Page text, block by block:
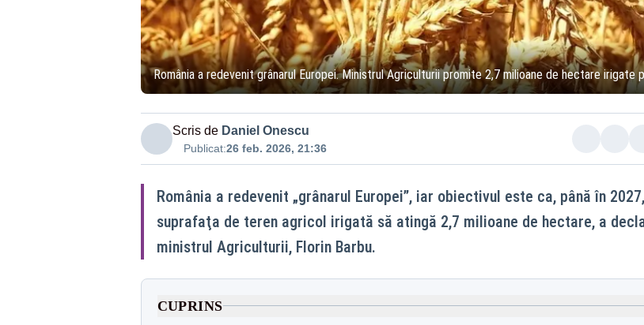
România a redevenit grânarul Europei. Ministrul Agriculturii promite 2,7 milioane de hectare irigate
Scris de Daniel Onescu
Publicat:26 feb. 2026, 21:36
România a redevenit „grânarul Europei”, iar obiectivul este ca, până în 2027,
suprafaţa de teren agricol irigată să atingă 2,7 milioane de hectare, a
ministrul Agriculturii, Florin Barbu.
CUPRINS